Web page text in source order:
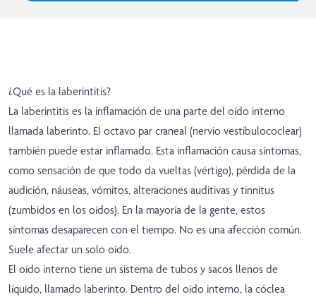
¿Qué es la laberintitis?
La laberintitis es la inflamación de una parte del oído interno
llamada laberinto. El octavo par craneal (nervio vestibulococlear)
también puede estar inflamado. Esta inflamación causa síntomas,
como sensación de que todo da vueltas (vértigo), pérdida de la
audición, náuseas, vómitos, alteraciones auditivas y tinnitus
(zumbidos en los oídos). En la mayoría de la gente, estos
síntomas desaparecen con el tiempo. No es una afección común.
Suele afectar un solo oído.
El oído interno tiene un sistema de tubos y sacos llenos de
líquido, llamado laberinto. Dentro del oído interno, la cóclea